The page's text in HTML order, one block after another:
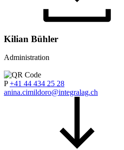
Kilian Bühler
Administration
P +41 44 434 25 28
anina.cimildoro@integralag.ch